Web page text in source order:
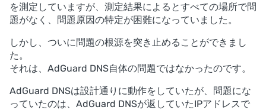
を測定していますが、測定結果によるとすべての場所で問
題がなく、問題原因の特定が困難になっていました。
しかし、ついに問題の根源を突き止めることができまし
た。
それは、AdGuard DNS自体の問題ではなかったのです。
AdGuard DNSは設計通りに動作をしていたが、問題にな
っていたのは、AdGuard DNSが返していたIPアドレスで